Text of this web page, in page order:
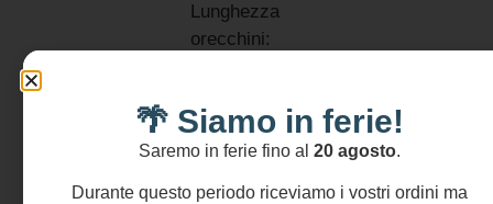
Lunghezza
orecchini:
Larghezza:
cm 5,5 (2.2″)
🌴 Siamo in ferie!
Saremo in ferie fino al 20 agosto.
Durante questo periodo riceviamo i vostri ordini ma